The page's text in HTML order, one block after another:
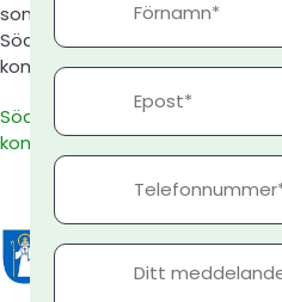
som gäller i
Södertälje
kommun.
Södertälje
kommun
Epost
Telefonnummer
Meddelande